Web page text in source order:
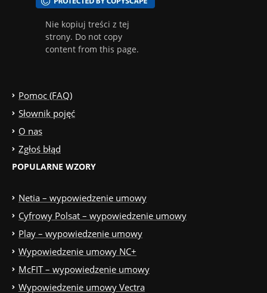
Nie kopiuj treści z tej
strony. Do not copy
content from this page.
Pomoc (FAQ)
Słownik pojęć
O nas
Zgłoś błąd
POPULARNE WZORY
Netia – wypowiedzenie umowy
Cyfrowy Polsat – wypowiedzenie umowy
Play – wypowiedzenie umowy
Wypowiedzenie umowy NC+
McFIT – wypowiedzenie umowy
Wypowiedzenie umowy Vectra